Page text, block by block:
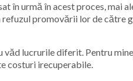
în urmă în acest proces, mai
promovării lor de către
lucrurile diferit. Pentru
costuri irecuperabile.